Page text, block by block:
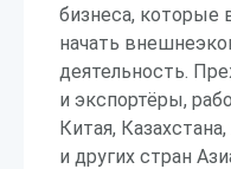
бизнеса, которые
начать
деятельность.
и экспортёры,
Китая,
и других стран